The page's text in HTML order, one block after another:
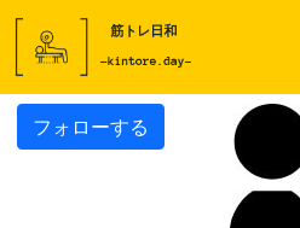
フォローする